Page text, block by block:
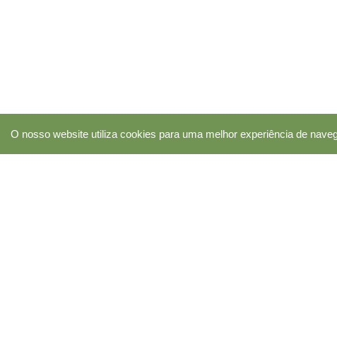
O nosso website utiliza cookies para uma melhor experiência de